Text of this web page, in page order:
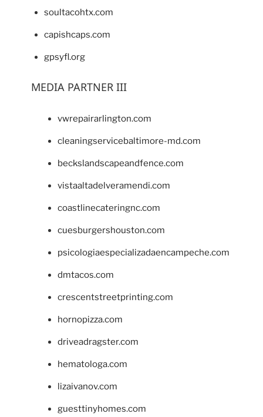
soultacohtx.com
capishcaps.com
gpsyfl.org
MEDIA PARTNER III
vwrepairarlington.com
cleaningservicebaltimore-md.com
beckslandscapeandfence.com
vistaaltadelveramendi.com
coastlinecateringnc.com
cuesburgershouston.com
psicologiaespecializadaencampeche.com
dmtacos.com
crescentstreetprinting.com
hornopizza.com
driveadragster.com
hematologa.com
lizaivanov.com
guesttinyhomes.com